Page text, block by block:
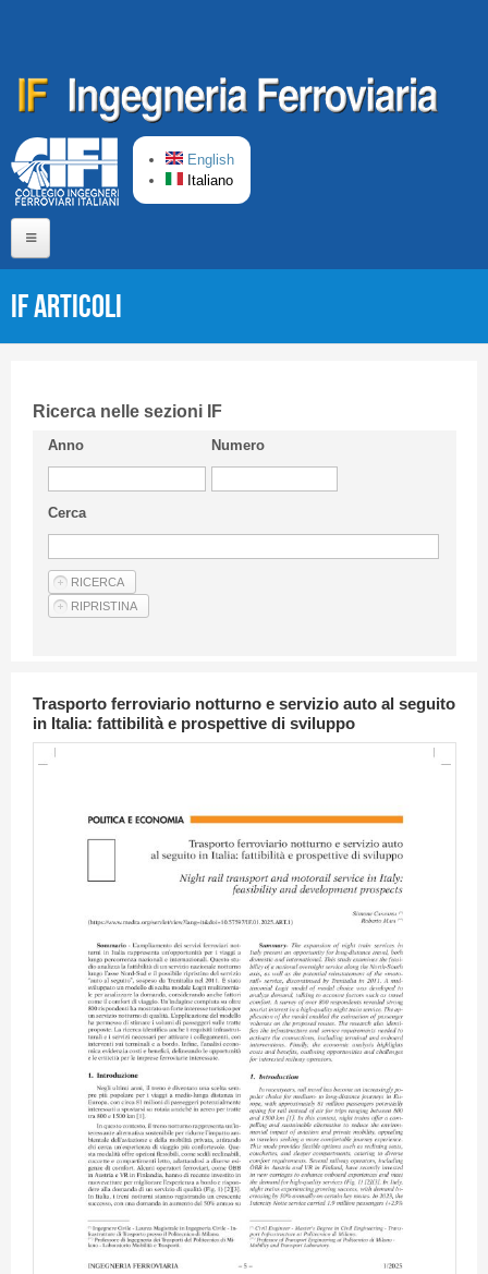
English
Italiano
CIFI in breve
Linee Guida
Privacy Policy
Articoli
IF Articoli
Ricerca nelle sezioni IF
Anno Numero
Cerca
Trasporto ferroviario notturno e servizio auto al seguito
in Italia: fattibilità e prospettive di sviluppo